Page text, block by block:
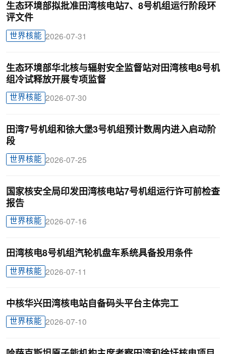
生态环境部拟批准田湾核电站7、8号机组运行阶段环
评文件
世界核能 2026-07-31
生态环境部华北核与辐射安全监督站对田湾核电8号机
组冷试释放开展专项监督
世界核能 2026-07-30
田湾7号机组和徐大堡3号机组预计数周内进入启动阶
段
世界核能 2026-07-25
国家核安全局印发田湾核电站7号机组运行许可前检查
报告
世界核能 2026-07-16
田湾核电8号机组汽轮机盘车系统具备投用条件
世界核能 2026-07-11
中核华兴田湾核电站自备码头平台主体完工
世界核能 2026-07-10